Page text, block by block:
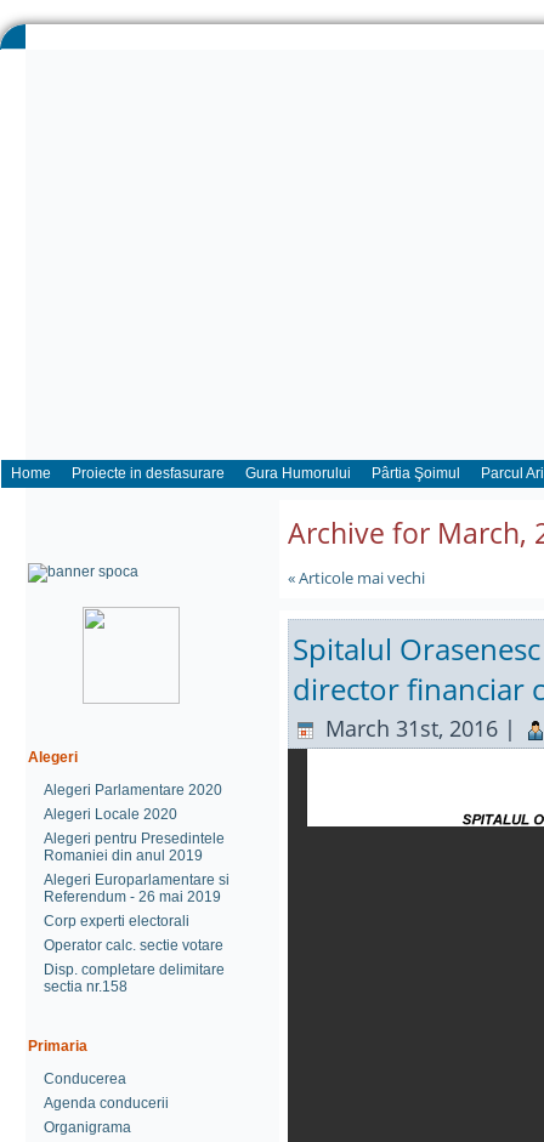
Home Proiecte in desfasurare Gura Humorului Pârtia Şoimul Parcul
Alegeri
Alegeri Parlamentare 2020
Alegeri Locale 2020
Alegeri pentru Presedintele
Romaniei din anul 2019
Alegeri Europarlamentare si
Referendum - 26 mai 2019
Corp experti electorali
Operator calc. sectie votare
Disp. completare delimitare
sectia nr.158
Primaria
Conducerea
Agenda conducerii
Organigrama
Archive for March,
« Articole mai vechi
Spitalul
director financiar
March 31st, 2016 |